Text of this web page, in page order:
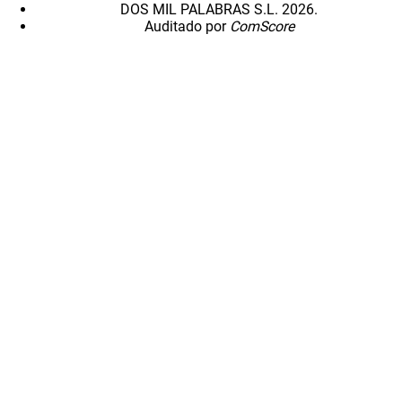
DOS MIL PALABRAS S.L. 2026.
Auditado por ComScore